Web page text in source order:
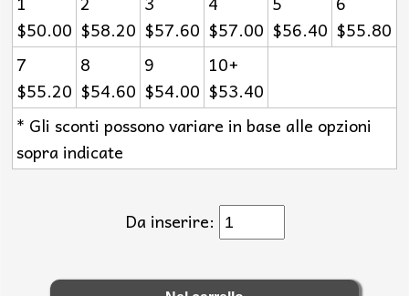
$50.00 $58.20 $57.60 $57.00 $56.40 $55.80
7
$55.20
8
$54.60
9
$54.00
10+
$53.40
* Gli sconti possono variare in base alle opzioni
sopra indicate
Da inserire: